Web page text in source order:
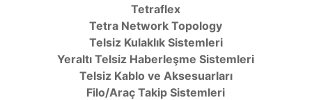
Tetraflex
Tetra Network Topology
Telsiz Kulaklık Sistemleri
Yeraltı Telsiz Haberleşme Sistemleri
Telsiz Kablo ve Aksesuarları
Filo/Araç Takip Sistemleri